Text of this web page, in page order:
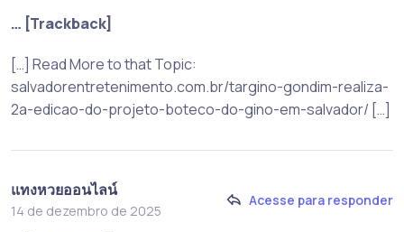
… [Trackback]
[…] Read More to that Topic:
salvadorentretenimento.com.br/targino-gondim-realiza-
2a-edicao-do-projeto-boteco-do-gino-em-salvador/ […]
แทงหวยออนไลน์
14 de dezembro de 2025
Acesse para responder